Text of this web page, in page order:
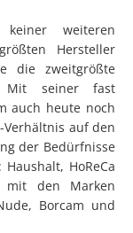
weiteren
Hersteller
die zweitgrößte
Mit seiner fast
auch heute noch
Verhältnis auf den
der Bedürfnisse
HoReCa
mit den Marken
Borcam und